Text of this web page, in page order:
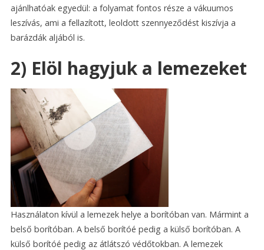
ajánlhatóak egyedül: a folyamat fontos része a vákuumos
leszívás, ami a fellazított, leoldott szennyeződést kiszívja a
barázdák aljából is.
2) Elöl hagyjuk a lemezeket
Használaton kívül a lemezek helye a borítóban van. Mármint a
belső borítóban. A belső borítóé pedig a külső borítóban. A
külső borítóé pedig az átlátszó védőtokban. A lemezek